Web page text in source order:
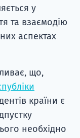
у
та взаємодію
аспектах
що,
країни є
необхідно